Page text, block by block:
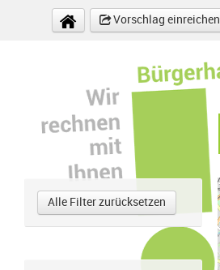
Direkt zum Inhalt
Vorschlag einreichen
Alle Filter zurücksetzen